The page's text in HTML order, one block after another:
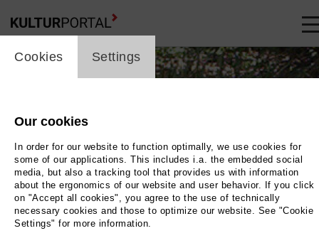
skip_media_container
cookie_layer
Cookies Settings
Our cookies
In order for our website to function optimally, we use cookies for
some of our applications. This includes i.a. the embedded social
media, but also a tracking tool that provides us with information
about the ergonomics of our website and user behavior. If you click
on "Accept all cookies", you agree to the use of technically
necessary cookies and those to optimize our website. See "Cookie
Settings" for more information.